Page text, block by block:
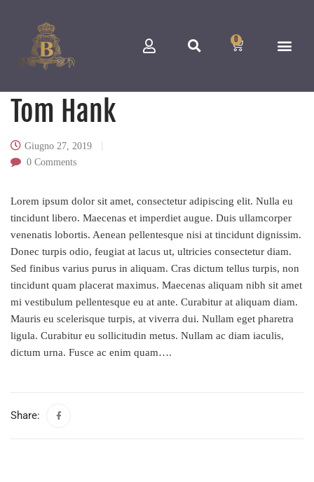
0
Tom Hank
Giugno 27, 2019
0 Comments
Lorem ipsum dolor sit amet, consectetur adipiscing elit. Nulla eu
tincidunt libero. Maecenas et imperdiet augue. Duis ullamcorper
venenatis lobortis. Aenean pellentesque nisi at tincidunt dignissim.
Donec turpis odio, feugiat at lacus ut, ultricies consectetur diam.
Sed finibus varius purus in aliquam. Cras dictum tellus turpis, non
tincidunt quam placerat maximus. Maecenas aliquam nibh sit amet
mi vestibulum pellentesque eu at ante. Curabitur at aliquam diam.
Mauris eu scelerisque turpis, at viverra dui. Nullam eget pharetra
ligula. Curabitur eu sollicitudin metus. Nullam ac diam iaculis,
dictum urna. Fusce ac enim quam….
Share: